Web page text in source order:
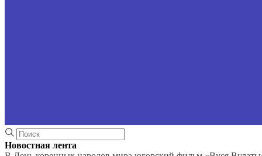
Новостная лента